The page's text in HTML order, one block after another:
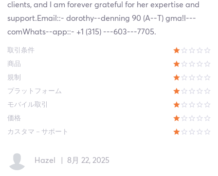
clients, and I am forever grateful for her expertise and
support.Email::- dorothy--denning 90 (A--T) gma!l---
comWhats--app::- +1 (315) ---603---7705.
取引条件
商品
規制
プラットフォーム
モバイル取引
価格
カスタマ－サポート
Hazel 8月 22, 2025